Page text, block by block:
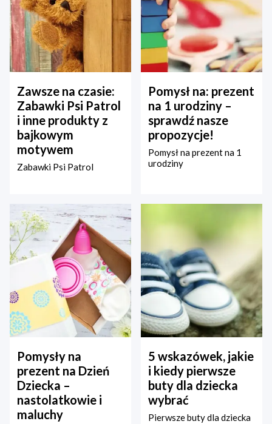
Zawsze na czasie:
Zabawki Psi Patrol
i inne produkty z
bajkowym
motywem
Zabawki Psi Patrol
Pomysł na: prezent
na 1 urodziny –
sprawdź nasze
propozycje!
Pomysł na prezent na 1
urodziny
Pomysły na
prezent na Dzień
Dziecka –
nastolatkowie i
maluchy
5 wskazówek, jakie
i kiedy pierwsze
buty dla dziecka
wybrać
Pierwsze buty dla dziecka